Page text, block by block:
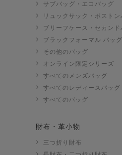
サブバッグ・エコバッグ
リュックサック・ボストン
ブリーフケース・セカン
ブラックフォーマル バッグ
その他のバッグ
オンライン限定シリーズ
すべてのメンズバッグ
すべてのレディースバッグ
すべてのバッグ
財布・革小物
三つ折り財布